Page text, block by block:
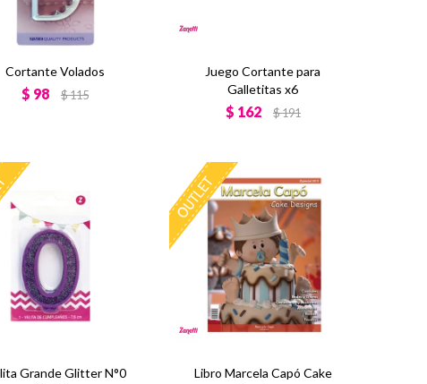
Cortante Volados
$ 98 $115
Juego Cortante para
Galletitas x6
$ 162 $191
Grande Glitter N°0
Libro Marcela Capó Cake